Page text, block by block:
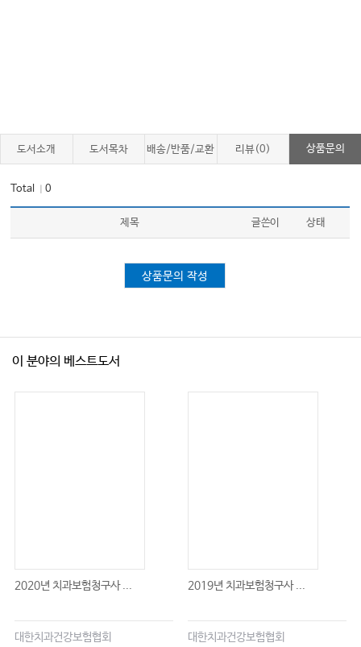
도서소개 도서목차 배송/반품/교환 리뷰(0) 상품문의
Total ｜0
제목 글쓴이 상태
상품문의 작성
이 분야의 베스트도서
2020년 치과보험청구사 ...
대한치과건강보험협회
2019년 치과보험청구사 ...
대한치과건강보험협회